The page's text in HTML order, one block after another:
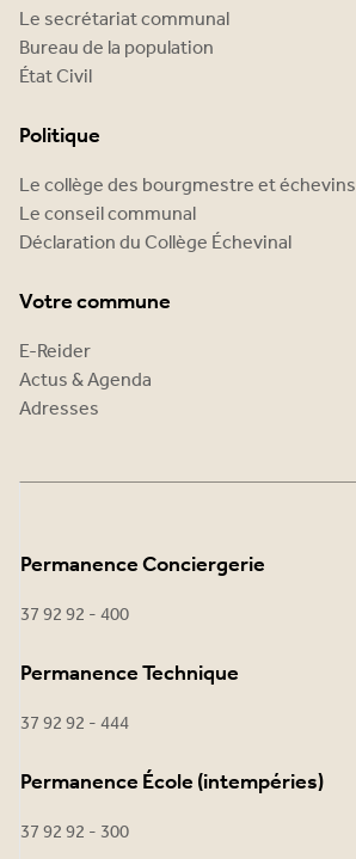
Le secrétariat communal
Bureau de la population
État Civil
Politique
Le collège des bourgmestre et échevins
Le conseil communal
Déclaration du Collège Échevinal
Votre commune
E-Reider
Actus & Agenda
Adresses
Permanence Conciergerie
37 92 92 - 400
Permanence Technique
37 92 92 - 444
Permanence École (intempéries)
37 92 92 - 300